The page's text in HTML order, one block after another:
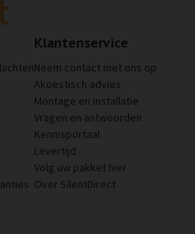
Klantenservice
Neem contact met ons op
Akoestisch advies
Montage en installatie
Vragen en antwoorden
Kennisportaal
Levertijd
Volg uw pakket hier
Over SilentDirect